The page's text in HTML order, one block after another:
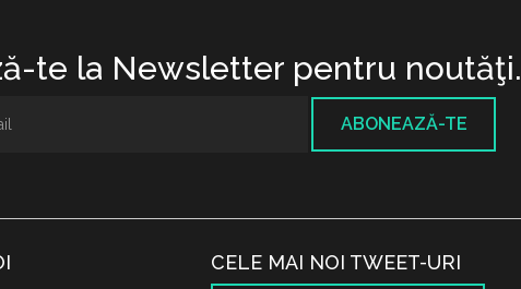
te la Newsletter pentru noutăţi.
ABONEAZĂ-TE
CELE MAI NOI TWEET-URI